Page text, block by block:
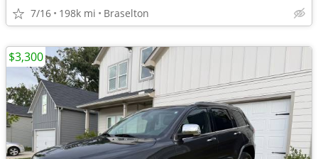
7/16 198k mi Braselton
$3,300